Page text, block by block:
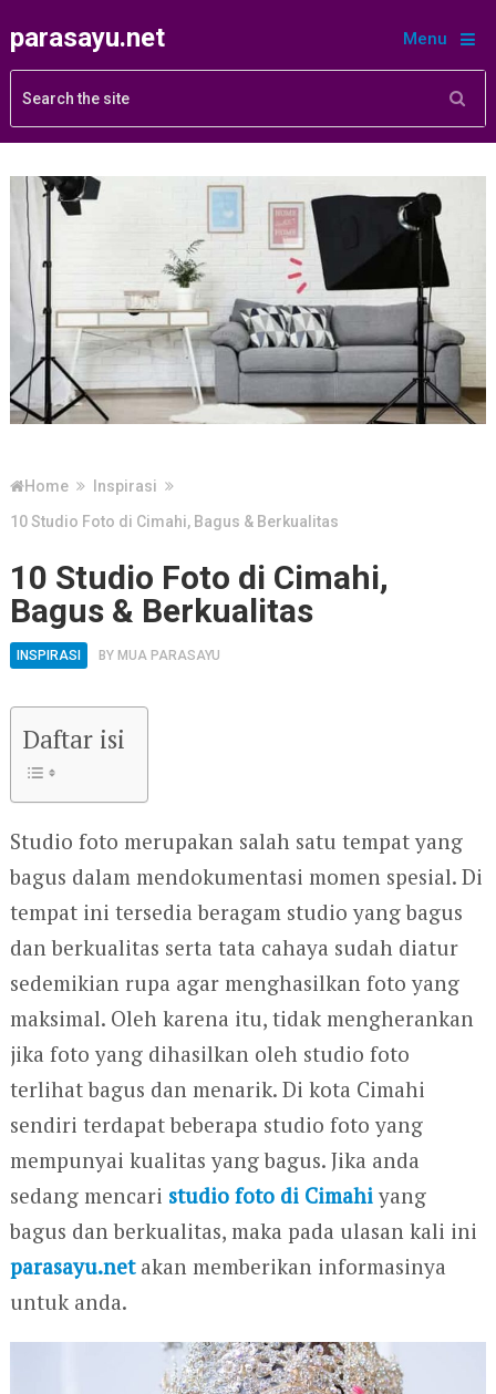
parasayu.net Menu
Home
Inspirasi
10 Studio Foto di Cimahi, Bagus & Berkualitas
10 Studio Foto di Cimahi,
Bagus & Berkualitas
INSPIRASI BY MUA PARASAYU
Daftar isi
Studio foto merupakan salah satu tempat yang
bagus dalam mendokumentasi momen spesial. Di
tempat ini tersedia beragam studio yang bagus
dan berkualitas serta tata cahaya sudah diatur
sedemikian rupa agar menghasilkan foto yang
maksimal. Oleh karena itu, tidak mengherankan
jika foto yang dihasilkan oleh studio foto
terlihat bagus dan menarik. Di kota Cimahi
sendiri terdapat beberapa studio foto yang
mempunyai kualitas yang bagus. Jika anda
sedang mencari studio foto di Cimahiyang
bagus dan berkualitas, maka pada ulasan kali ini
parasayu.netakan memberikan informasinya
untuk anda.